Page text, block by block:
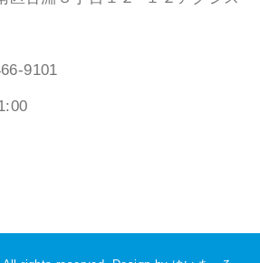
9101